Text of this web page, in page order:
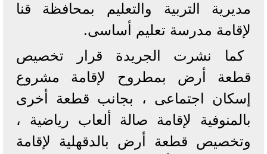
مديرية التربية والتعليم بمحافظة قنا
لإقامة مدرسة تعليم أساسى.
كما نشرت الجريدة قرار تخصيص
قطعة أرض بمطروح لإقامة مشروع
إسكان اجتماعى ، بجانب قطعة أخرى
بالمنوفية لإقامة صالة ألعاب رياضية ،
وتخصيص قطعة أرض بالدقهلية لإقامة